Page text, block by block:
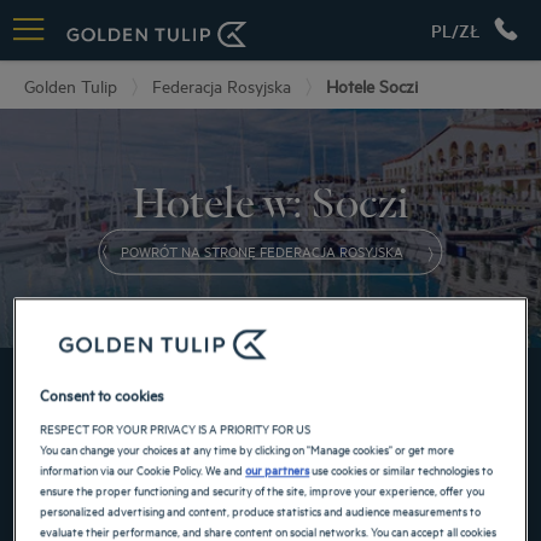
PL/ZŁ
Golden Tulip Federacja Rosyjska Hotele Soczi
Hotele w: Soczi
POWRÓT NA STRONĘ FEDERACJA ROSYJSKA
HOTELACH GOLDEN TULIP
Consent to cookies
RESPECT FOR YOUR PRIVACY IS A PRIORITY FOR US
You can change your choices at any time by clicking on "Manage cookies" or get more
information via our Cookie Policy. We andour partnersuse cookies or similar technologies to
ensure the proper functioning and security of the site, improve your experience, offer you
personalized advertising and content, produce statistics and audience measurements to
evaluate their performance, and share content on social networks. You can accept all cookies